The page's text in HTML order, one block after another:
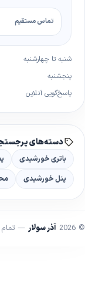
تماس مستقیم
شنبه تا چهارشنبه
پنجشنبه
پاسخ‌گویی آنلاین
دسته‌های
باتری خورشیدی
پنل خورشیدی
© 2026 آذر سولار —